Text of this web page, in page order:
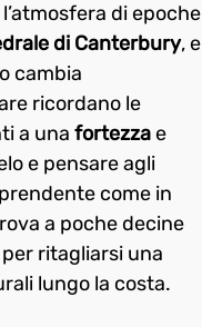
di epoche
di Canterbury, e
cambia
ricordano le
a una fortezza e
e pensare agli
come in
a poche decine
ritagliarsi una
lungo la costa.